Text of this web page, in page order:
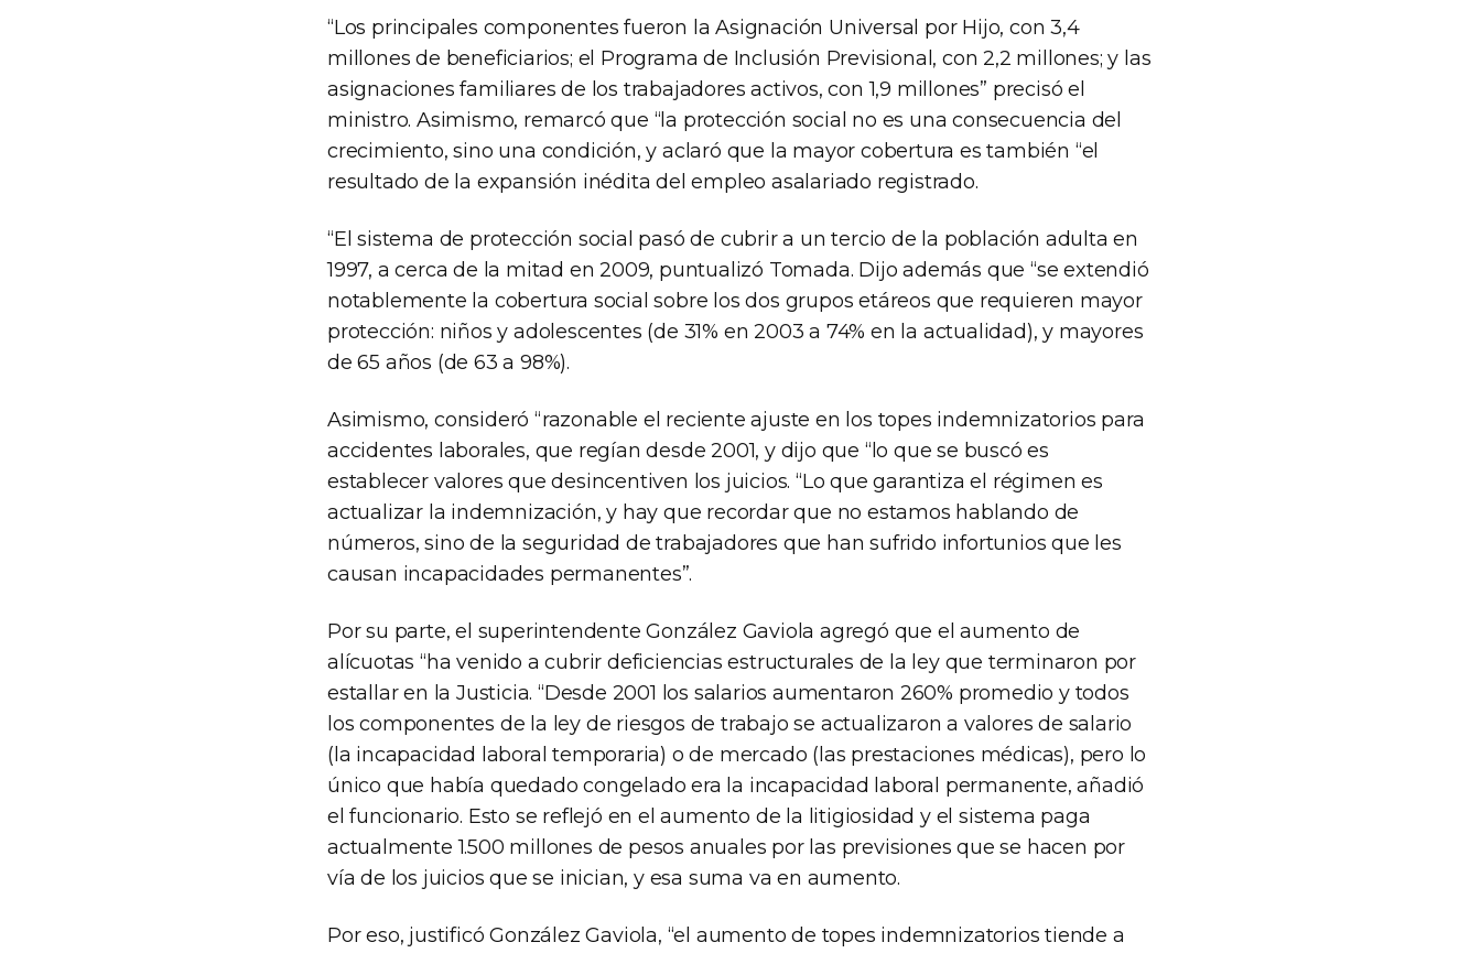
“Los principales componentes fueron la Asignación Universal por Hijo, con 3,4
millones de beneficiarios; el Programa de Inclusión Previsional, con 2,2 millones; y las
asignaciones familiares de los trabajadores activos, con 1,9 millones” precisó el
ministro. Asimismo, remarcó que “la protección social no es una consecuencia del
crecimiento, sino una condición, y aclaró que la mayor cobertura es también “el
resultado de la expansión inédita del empleo asalariado registrado.
“El sistema de protección social pasó de cubrir a un tercio de la población adulta en
1997, a cerca de la mitad en 2009, puntualizó Tomada. Dijo además que “se extendió
notablemente la cobertura social sobre los dos grupos etáreos que requieren mayor
protección: niños y adolescentes (de 31% en 2003 a 74% en la actualidad), y mayores
de 65 años (de 63 a 98%).
Asimismo, consideró “razonable el reciente ajuste en los topes indemnizatorios para
accidentes laborales, que regían desde 2001, y dijo que “lo que se buscó es
establecer valores que desincentiven los juicios. “Lo que garantiza el régimen es
actualizar la indemnización, y hay que recordar que no estamos hablando de
números, sino de la seguridad de trabajadores que han sufrido infortunios que les
causan incapacidades permanentes”.
Por su parte, el superintendente González Gaviola agregó que el aumento de
alícuotas “ha venido a cubrir deficiencias estructurales de la ley que terminaron por
estallar en la Justicia. “Desde 2001 los salarios aumentaron 260% promedio y todos
los componentes de la ley de riesgos de trabajo se actualizaron a valores de salario
(la incapacidad laboral temporaria) o de mercado (las prestaciones médicas), pero lo
único que había quedado congelado era la incapacidad laboral permanente, añadió
el funcionario. Esto se reflejó en el aumento de la litigiosidad y el sistema paga
actualmente 1.500 millones de pesos anuales por las previsiones que se hacen por
vía de los juicios que se inician, y esa suma va en aumento.
Por eso, justificó González Gaviola, “el aumento de topes indemnizatorios tiende a